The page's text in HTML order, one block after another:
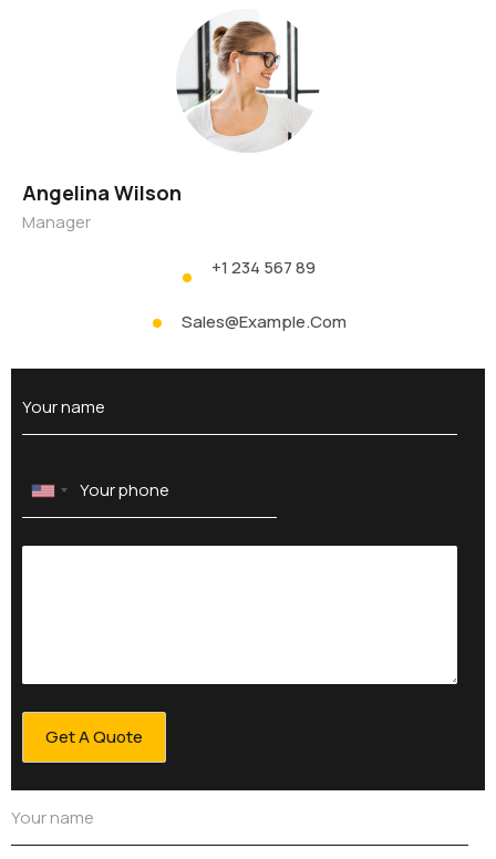
Angelina Wilson
Manager
+1 234 567 89
Sales@example.com